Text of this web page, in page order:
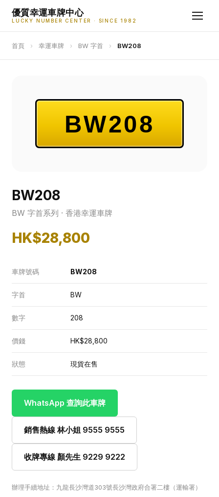
優質幸運車牌中心
LUCKY NUMBER CENTER · SINCE 1982
首頁 › 幸運車牌 › BW 字首 › BW208
BW208
BW208
BW 字首系列 · 香港幸運車牌
HK$28,800
車牌號碼 BW208
字首 BW
數字 208
價錢 HK$28,800
狀態 現貨在售
WhatsApp 查詢此車牌
銷售熱線 林小姐 9555 9555
收牌專線 顏先生 9229 9222
辦理手續地址：九龍長沙灣道303號長沙灣政府合署二樓（運輸署）